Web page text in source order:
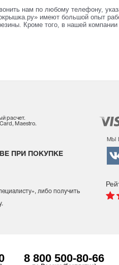
нам по любому телефону,
имеют большой опыт
Кроме того, в нашей компании
расчет.
Maestro.
ПРИ ПОКУПКЕ
», либо получить
мы
8 800 500-80-66